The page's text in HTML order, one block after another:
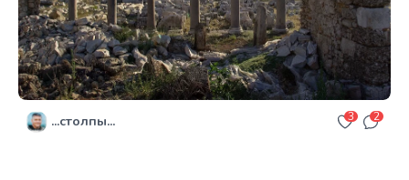
...столпы... 3 2